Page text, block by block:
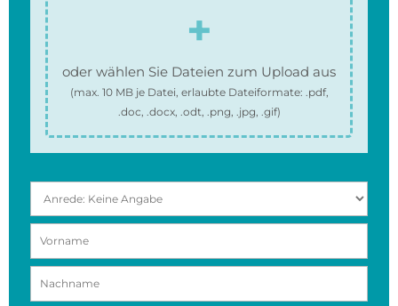
oder wählen Sie Dateien zum Upload aus
(max. 10 MBje Datei, erlaubte Dateiformate: .pdf,
.doc, .docx, .odt, .png, .jpg, .gif)